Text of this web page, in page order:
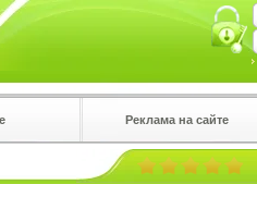
Реклама на сайте